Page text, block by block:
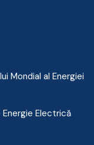
Mondial al Energiei
Electrică